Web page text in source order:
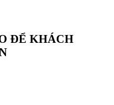
ĐỂ KHÁCH